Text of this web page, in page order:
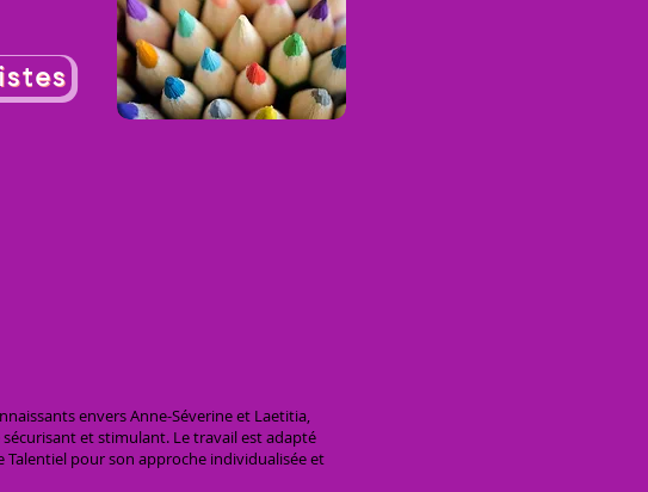
envers Anne-Séverine et Laetitia,
et stimulant. Le travail est adapté
pour son approche individualisée et